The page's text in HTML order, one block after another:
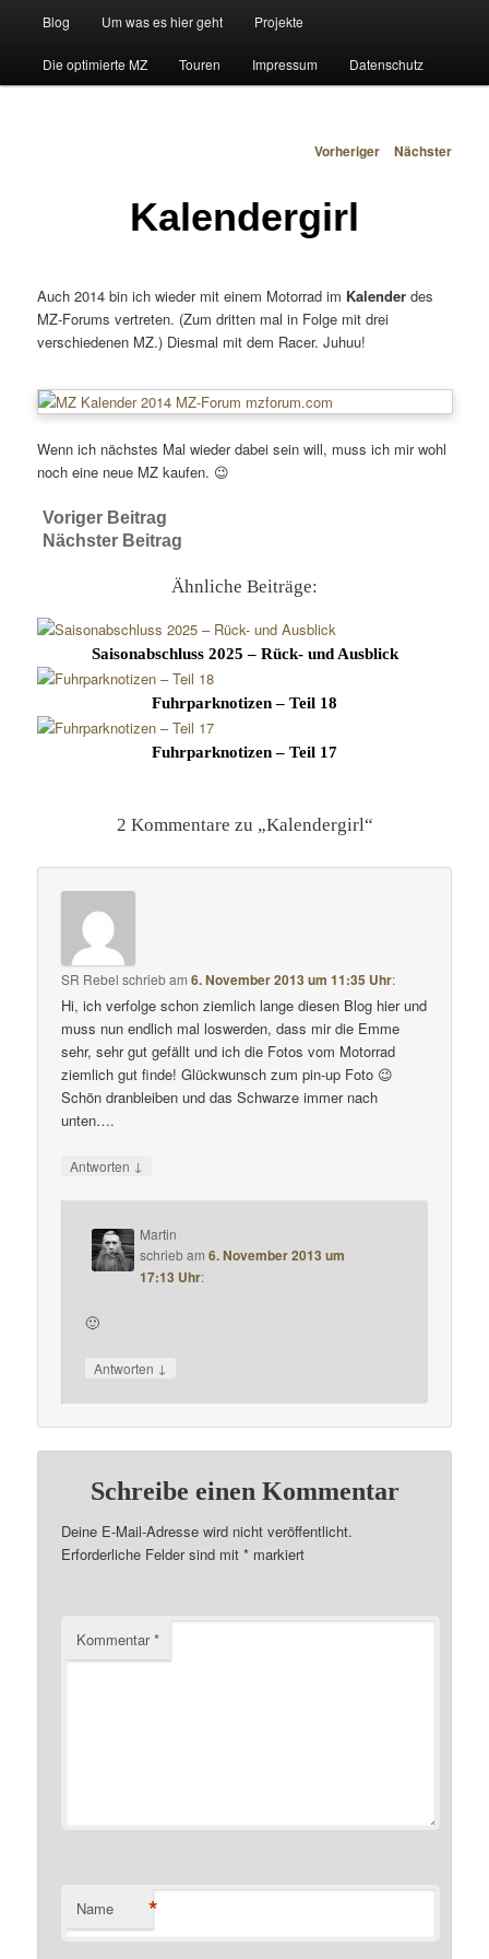
Zum primären Inhalt springen
Zum sekundären Inhalt springen
Blog Um was es hier geht Projekte
Die optimierte MZ Touren Impressum Datenschutz
Beitragsnavigation
Vorheriger Nächster
Kalendergirl
Auch 2014 bin ich wieder mit einem Motorrad im Kalender des
MZ-Forums vertreten. (Zum dritten mal in Folge mit drei
verschiedenen MZ.) Diesmal mit dem Racer. Juhuu!
Wenn ich nächstes Mal wieder dabei sein will, muss ich mir wohl
noch eine neue MZ kaufen. 😉
Voriger Beitrag
Nächster Beitrag
Ähnliche Beiträge:
Saisonabschluss 2025 – Rück- und Ausblick
Fuhrparknotizen – Teil 18
Fuhrparknotizen – Teil 17
2 Kommentare zu „Kalendergirl“
SR Rebel schriebam6. November 2013 um 11:35 Uhr:
Hi, ich verfolge schon ziemlich lange diesen Blog hier und
muss nun endlich mal loswerden, dass mir die Emme
sehr, sehr gut gefällt und ich die Fotos vom Motorrad
ziemlich gut finde! Glückwunsch zum pin-up Foto 😉
Schön dranbleiben und das Schwarze immer nach
unten….
Antworten ↓
Martin
schriebam6. November 2013 um
17:13 Uhr:
🙂
Antworten ↓
Schreibe einen Kommentar
Deine E-Mail-Adresse wird nicht veröffentlicht.
Erforderliche Felder sind mit* markiert
Kommentar*
Name *